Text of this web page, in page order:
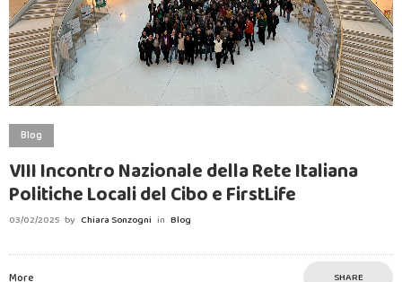
Blog
VIII Incontro Nazionale della Rete Italiana
Politiche Locali del Cibo e FirstLife
03/02/2025 by Chiara Sonzogni in Blog
More SHARE